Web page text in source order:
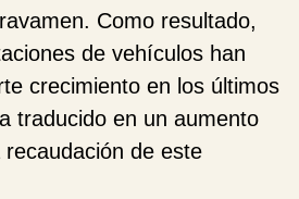
Como resultado,
de vehículos han
crecimiento en los últimos
traducido en un aumento
de este